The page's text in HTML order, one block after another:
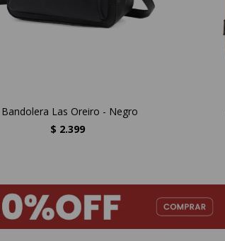
Bandolera Las Oreiro - Negro
$ 2.399